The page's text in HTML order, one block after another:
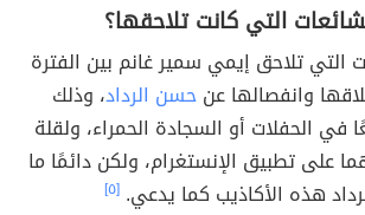
التي كانت تلاحقها؟
التي تلاحق إيمي سمير غانم بين الفترة
وانفصالها عنحسن الرداد، وذلك
الحفلات أو السجادة الحمراء، ولقلة
على تطبيق الإنستغرام، ولكن دائمًا ما
هذه الأكاذيب كما يدعي. [٥]